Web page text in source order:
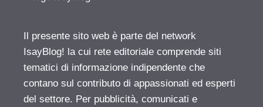
Il presente sito web è parte del network
IsayBlog! la cui rete editoriale comprende siti
tematici di informazione indipendente che
contano sul contributo di appassionati ed esperti
del settore. Per pubblicità, comunicati e